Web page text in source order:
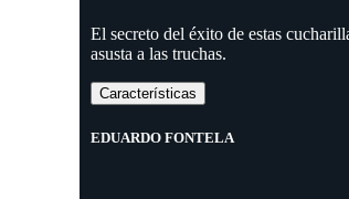
El secreto del éxito de estas
asusta a las truchas.
Características
EDUARDO FONTELA